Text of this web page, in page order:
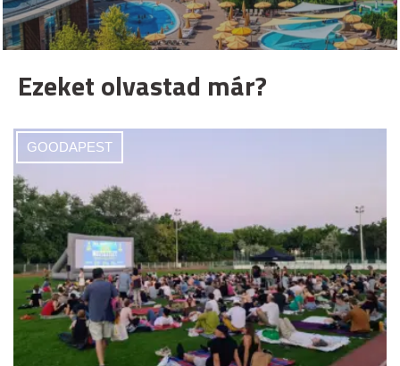
Ezeket olvastad már?
GOODAPEST